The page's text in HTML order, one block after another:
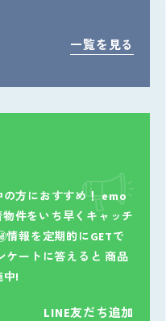
一覧を見る
方におすすめ！emo
件をいち早くキャッチ
情報を定期的にGETで
ケートに答えると 商品
中!
LINE友だち追加